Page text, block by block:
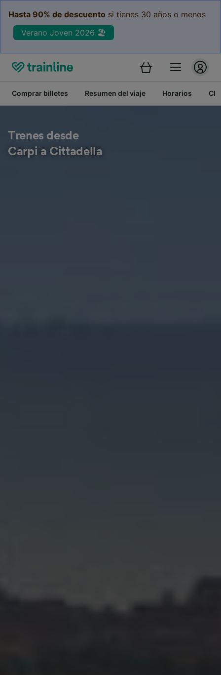
Hasta 90% de descuento si tienes 30 años o menos
Verano Joven 2026 🏖️
Comprar billetes Resumen del viaje Horarios
Trenes desde
Carpi a Cittadella